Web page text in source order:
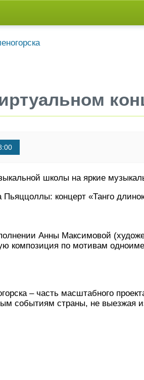
школы на яркие
концерт «Танго
Анны Максимовой
композиция по мотивам
– часть масштабного
событиям страны, не выезжая